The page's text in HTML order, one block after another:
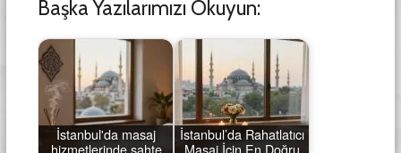
Başka Yazılarımızı Okuyun:
İstanbul'da masaj
hizmetlerinde sahte
İstanbul’da Rahatlatıcı
Masaj İçin En Doğru